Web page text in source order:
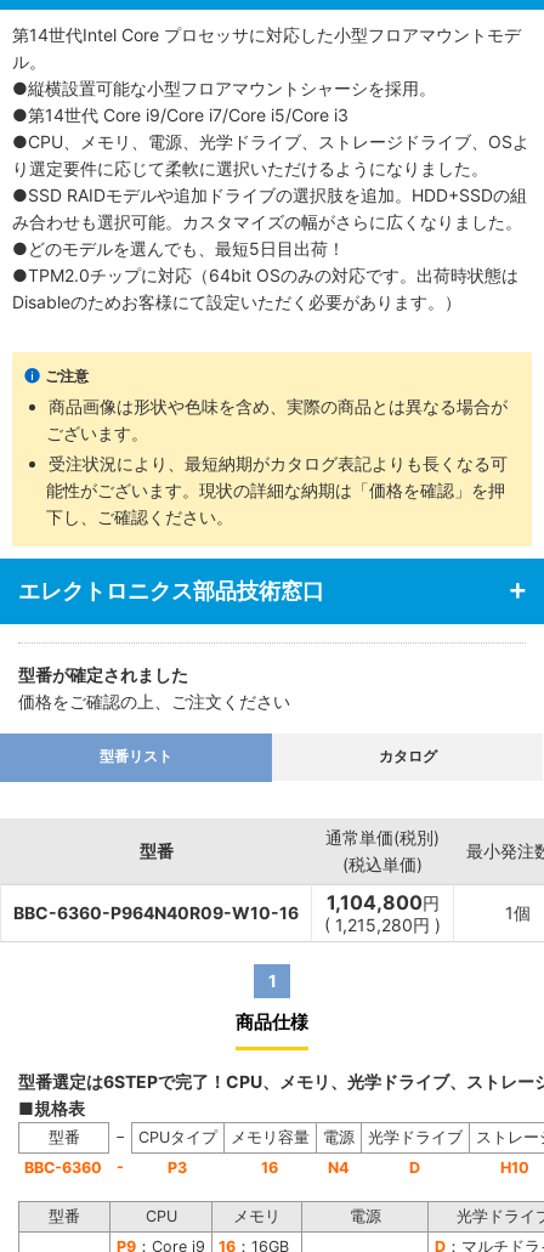
第14世代Intel Core プロセッサに対応した小型フロアマウントモデ
ル。
●縦横設置可能な小型フロアマウントシャーシを採用。
●第14世代 Core i9/Core i7/Core i5/Core i3
●CPU、メモリ、電源、光学ドライブ、ストレージドライブ、OSよ
り選定要件に応じて柔軟に選択いただけるようになりました。
●SSD RAIDモデルや追加ドライブの選択肢を追加。HDD+SSDの組
み合わせも選択可能。カスタマイズの幅がさらに広くなりました。
●どのモデルを選んでも、最短5日目出荷！
●TPM2.0チップに対応（64bit OSのみの対応です。出荷時状態は
Disableのためお客様にて設定いただく必要があります。）
ご注意
商品画像は形状や色味を含め、実際の商品とは異なる場合が
ございます。
受注状況により、最短納期がカタログ表記よりも長くなる可
能性がございます。現状の詳細な納期は「価格を確認」を押
下し、ご確認ください。
エレクトロニクス部品技術窓口
型番が確定されました
価格をご確認の上、ご注文ください
型番リスト カタログ
型番
通常単価(税別)
(税込単価)
最小発注
BBC-6360-P964N40R09-W10-16 1,104,800円
( 1,215,280円 )
1個
1
商品仕様
型番選定は6STEPで完了！CPU、メモリ、光学ドライブ、ストレ
■規格表
型番 − CPUタイプ メモリ容量 電源 光学ドライブ
ストレー
BBC-6360
- P3 16 N4 D H10
型番 CPU メモリ 電源
光学ドライ
P9 ：Core i9 16 ：16GB D ：マルチド